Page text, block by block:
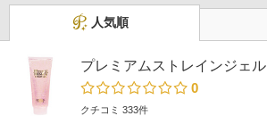
人気順
プレミアムストレインジェル
0
クチコミ 333件